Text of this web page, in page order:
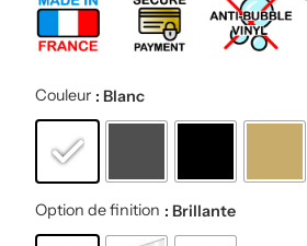
Couleur : Blanc
Option de finition : Brillante